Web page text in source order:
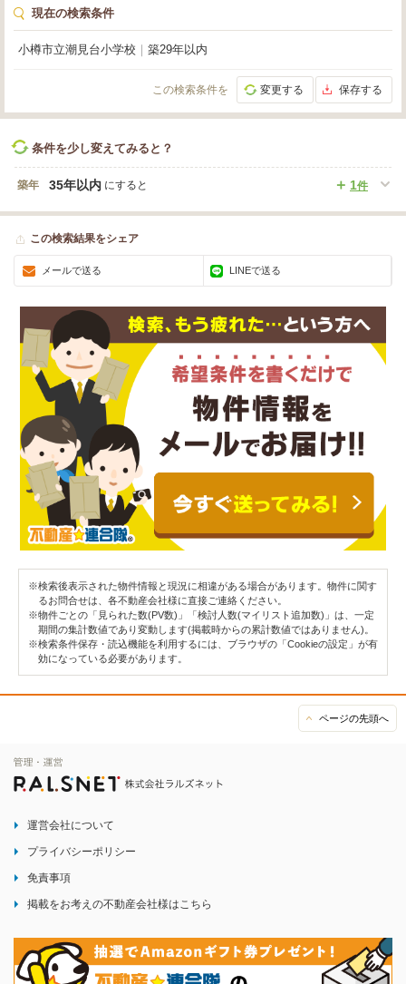
現在の検索条件
小樽市立潮見台小学校 築29年以内
この検索条件を 変更する 保存する
条件を少し変えてみると？
築年 1件
35年以内 にすると
この検索結果をシェア
メールで送る LINEで送る
※検索後表示された物件情報と現況に相違がある場合があります。物件に関す
るお問合せは、各不動産会社様に直接ご連絡ください。
※物件ごとの「見られた数(PV数)」「検討人数(マイリスト追加数)」は、一定
期間の集計数値であり変動します(掲載時からの累計数値ではありません)。
※検索条件保存・読込機能を利用するには、ブラウザの「Cookieの設定」が有
効になっている必要があります。
ページの先頭へ
運営会社について
プライバシーポリシー
免責事項
掲載をお考えの不動産会社様はこちら